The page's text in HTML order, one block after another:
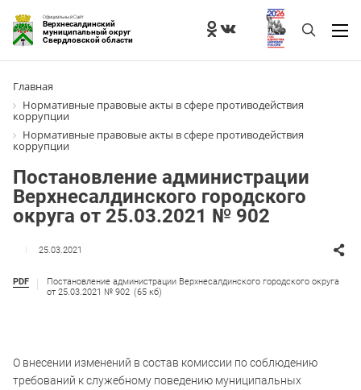
Официальный Сайт
Верхнесалдинский
муниципальный округ
Свердловской области
Главная
Нормативные правовые акты в сфере противодействия
коррупции
Нормативные правовые акты в сфере противодействия
коррупции
Постановление администрации
Верхнесалдинского городского
округа от 25.03.2021 № 902
25.03.2021
PDF
Постановление администрации Верхнесалдинского городского округа
от 25.03.2021 № 902 (65 кб)
О внесении изменений в состав комиссии по соблюдению
требований к служебному поведению муниципальных